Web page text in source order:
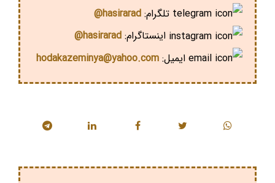
تلگرام: hasirarad@
اینستاگرام: hasirarad@
ایمیل: hodakazeminya@yahoo.com